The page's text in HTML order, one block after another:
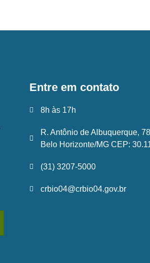
Entre em contato
8h às 17h
R. Antônio de Albuquerque,
Belo Horizonte/MG CEP:
(31) 3207-5000
crbio04@crbio04.gov.br